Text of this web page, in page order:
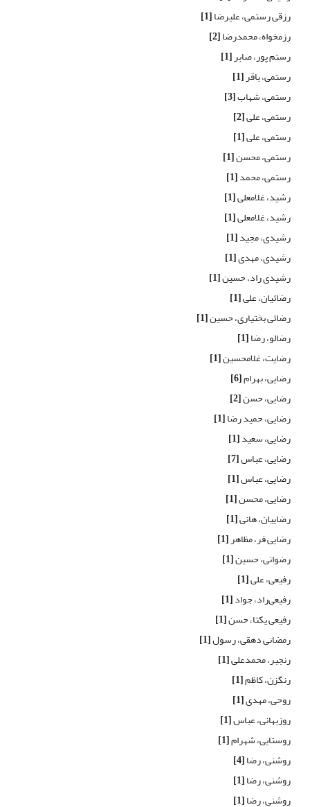
رزقی رستمی، علیرضا[1]
رزمخواه، محمدرضا[2]
رستم پور، صابر[1]
رستمی، باقر[1]
رستمی، شهاب[3]
رستمی، علی[2]
رستمی، علی[1]
رستمی، محسن[1]
رستمی، محمد[1]
رشید، غلامعلی[1]
رشید، غلامعلی[1]
رشیدی، مجید[1]
رشیدی، مهدی[1]
رشیدی راد، حسین[1]
رضائیان، علی[1]
رضائی بختیاری، حسین[1]
رضالو، رضا[1]
رضایت، غلامحسین[1]
رضایی، بهرام[6]
رضایی، حسن[2]
رضایی، حمید رضا[1]
رضایی، سعید[1]
رضایی، عباس[7]
رضایی، عباس[1]
رضایی، محسن[1]
رضاییان، هانی[1]
رضایی فر، مظاهر[1]
رضوانی، حسین[1]
رفیعی، علی[1]
رفیعی‌راد، جواد[1]
رفیعی یکتا، حسن[1]
رمضانی دهقی، رسول[1]
رنجبر، محمدعلی[1]
رنگزن، کاظم[1]
روحی، مهدی[1]
روزبهانی، عباس[1]
روستایی، شهرام[1]
روشنی، رضا[4]
روشنی، رضا[1]
روشنی، رضا[1]